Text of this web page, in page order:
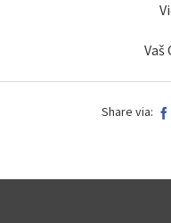
Vaš
Share via: